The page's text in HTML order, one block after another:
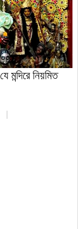
মন্দিরে নিয়মিত